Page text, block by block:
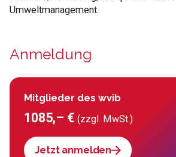
Umweltmanagement.
Anmeldung
Mitglieder des wvib
1085,– €(zzgl. MwSt.)
Jetzt anmelden